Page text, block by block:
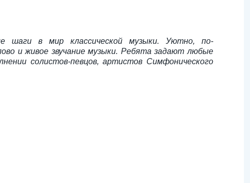
шаги в мир классической музыки. Уютно, по-
и живое звучание музыки. Ребята задают любые
солистов-певцов, артистов Симфонического